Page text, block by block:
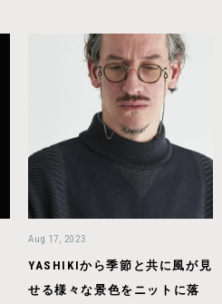
Aug 17, 2023
YASHIKIから季節と共に風が見
せる様々な景色をニットに落